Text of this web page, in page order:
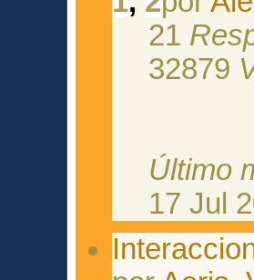
21
32879
Último
17 Jul